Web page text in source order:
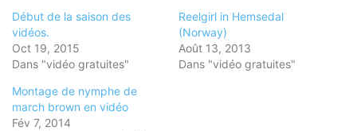
Début de la saison des
vidéos.
Oct 19, 2015
Dans "vidéo gratuites"
Reelgirl in Hemsedal
(Norway)
Août 13, 2013
Dans "vidéo gratuites"
Montage de nymphe de
march brown en vidéo
Fév 7, 2014